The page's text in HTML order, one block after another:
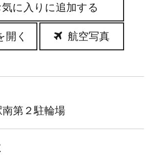
気に入りに追加
開く 航空写真
第２駐輪場